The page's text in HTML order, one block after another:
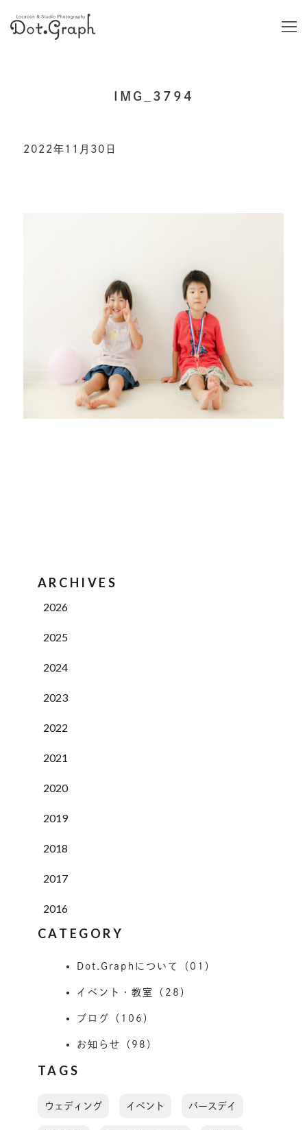
IMG_3794
2022年11月30日
ARCHIVES
2026
2025
2024
2023
2022
2021
2020
2019
2018
2017
2016
CATEGORY
Dot.Graphについて（01）
イベント・教室（28）
ブログ（106）
お知らせ（98）
TAGS
ウェディング イベント バースデイ